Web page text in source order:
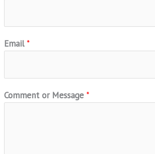
Email*
Comment or Message*